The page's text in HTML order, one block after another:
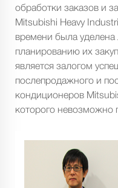
обработки заказов и
Mitsubishi Heavy
времени была уделена
планированию их
является залогом
послепродажного и
кондиционеров
которого невозможно